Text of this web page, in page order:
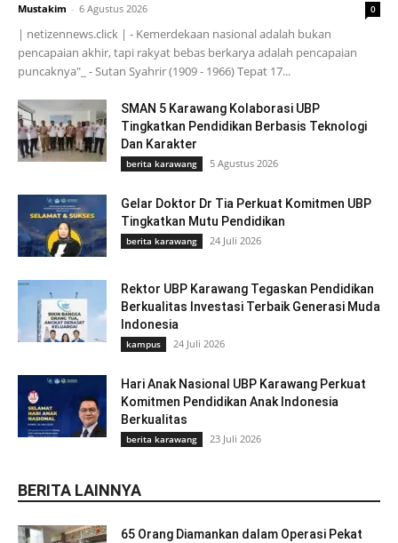
Mustakim - 6 Agustus 2026 0
| netizennews.click | - Kemerdekaan nasional adalah bukan
pencapaian akhir, tapi rakyat bebas berkarya adalah pencapaian
puncaknya"_ - Sutan Syahrir (1909 - 1966) Tepat 17...
SMAN 5 Karawang Kolaborasi UBP
Tingkatkan Pendidikan Berbasis Teknologi
Dan Karakter
berita karawang 5 Agustus 2026
Gelar Doktor Dr Tia Perkuat Komitmen UBP
Tingkatkan Mutu Pendidikan
berita karawang 24 Juli 2026
Rektor UBP Karawang Tegaskan Pendidikan
Berkualitas Investasi Terbaik Generasi Muda
Indonesia
kampus 24 Juli 2026
Hari Anak Nasional UBP Karawang Perkuat
Komitmen Pendidikan Anak Indonesia
Berkualitas
berita karawang 23 Juli 2026
BERITA LAINNYA
65 Orang Diamankan dalam Operasi Pekat